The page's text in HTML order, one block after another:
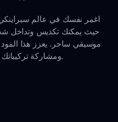
اغمر نفسك في عالم
حيث يمكنك تكديس وتداخل
موسيقي ساحر. يعزز هذا
ومشاركة تركيباتك الفريدة مع العالم.